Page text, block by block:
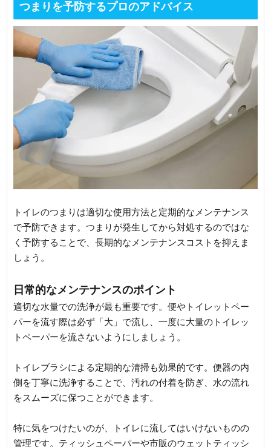
つまりを予防するプロのアドバイス
トイレのつまりは適切な使用方法と定期的なメンテナンス
で予防できます。つまりが発生してから対処するのではな
く予防することで、長期的なメンテナンスコストを抑えま
しょう。
日常的なメンテナンスのポイント
適切な水量での洗浄が最も重要です。便やトイレットペー
パーを流す際は必ず「大」で流し、一度に大量のトイレッ
トペーパーを流さないようにしましょう。
トイレブラシによる定期的な清掃も効果的です。便器の内
側を丁寧に洗浄することで、汚れの付着を防ぎ、水の流れ
をスムーズに保つことができます。
特に気をつけたいのが、トイレに流してはいけないものの
管理です。ティッシュペーパーや市販のウェットティッシ